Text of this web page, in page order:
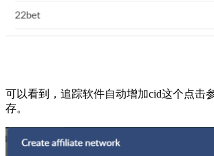
可以看到，追踪软件自动增加cid这个点击
存。